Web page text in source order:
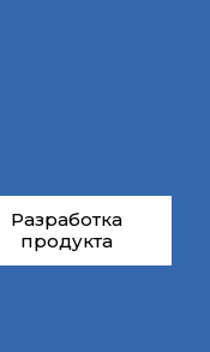
Разработка
продукта